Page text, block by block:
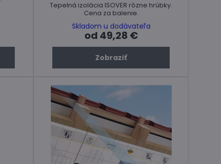
Tepelná izolácia ISOVER rôzne hrúbky.
Cena za balenie.
Skladom u dodávateľa
od 49,28 €
Zobraziť